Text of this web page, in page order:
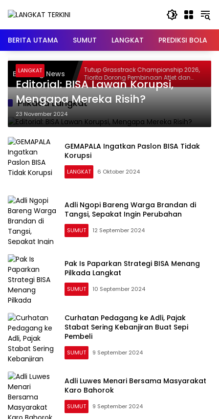
BERITA UTAMA
SUMUT LANGKAT PREDIKSI BOLA
Breaking News
34
Tutup Grasstrack Championship 2026,
Tiorita Dorong Pembinaan Atlet dan
Wisata Olahraga Langkat
Pilkada Langkat
LANGKAT
Editorial: BISA Lawan Korupsi,
Mengapa Mereka Risih?
23 November 2024
GEMAPALA Ingatkan Paslon BISA Tidak
Korupsi
LANGKAT 6 Oktober 2024
Adli Ngopi Bareng Warga Brandan di
Tangsi, Sepakat Ingin Perubahan
SUMUT 12 September 2024
Pak Is Paparkan Strategi BISA Menang
Pilkada Langkat
SUMUT 10 September 2024
Curhatan Pedagang ke Adli, Pajak
Stabat Sering Kebanjiran Buat Sepi
Pembeli
SUMUT 9 September 2024
Adli Luwes Menari Bersama Masyarakat
Karo Bahorok
SUMUT 9 September 2024